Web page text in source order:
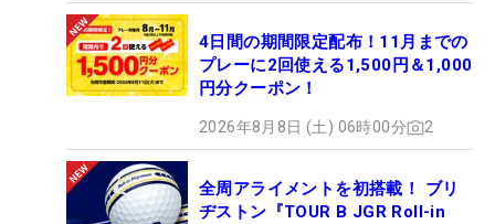
4日間の期間限定配布！11月までの
プレーに2回使える1,500円＆1,000
円分クーポン！
2026年8月8日 (土) 06時00分 2
全周アライメントを初搭載！ ブリ
ヂストン『TOUR B JGR Roll-in